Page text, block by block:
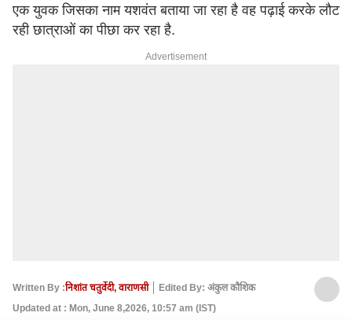
एक युवक जिसका नाम यशवंत बताया जा रहा है वह पढ़ाई करके लौट
रही छात्राओं का पीछा कर रहा है.
Advertisement
Written By :निशांत चतुर्वेदी, वाराणसी
Edited By: अंकुल कौशिक
Updated at : Mon, June 8,2026, 10:57 am (IST)